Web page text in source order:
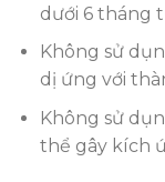
dưới 6 tháng
Không sử
dị ứng với
Không sử
thể gây kích